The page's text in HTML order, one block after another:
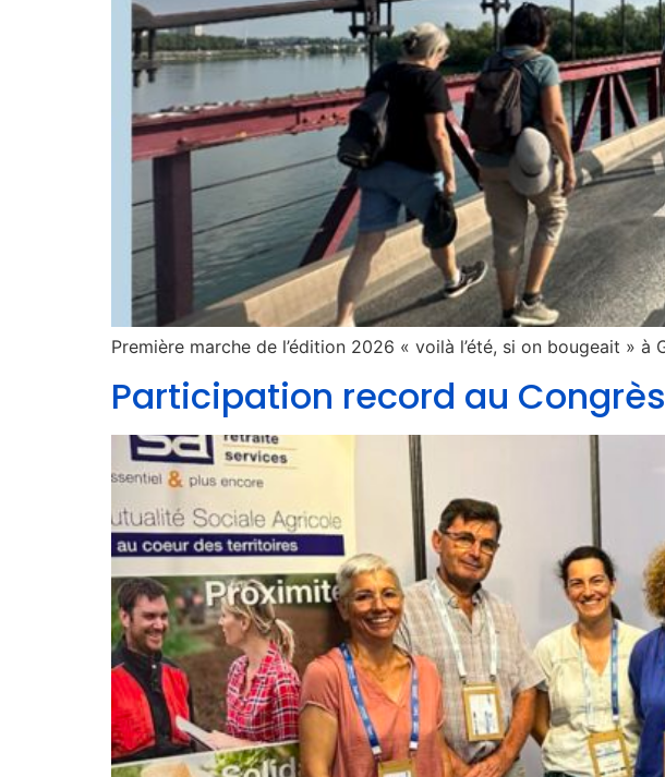
Première marche de l’édition 2026 « voilà l’été, si on bougeait »
Participation record au